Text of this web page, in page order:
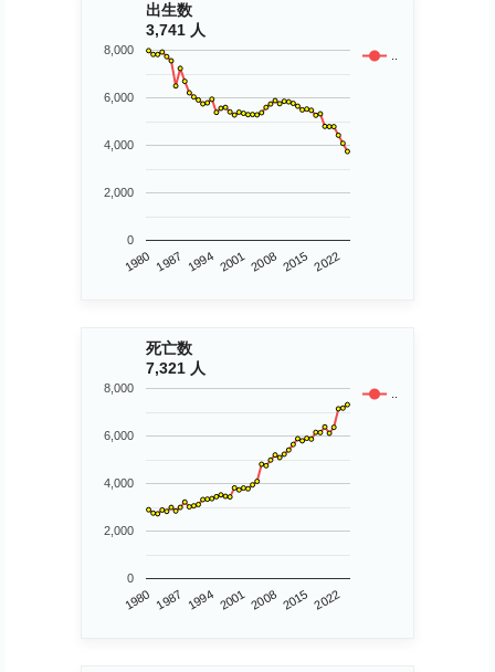
出生数
3,741 人
..
1980 1987 1994 2001 2008 2015 2022
0
2,000
4,000
6,000
8,000
死亡数
7,321 人
..
1980 1987 1994 2001 2008 2015 2022
0
2,000
4,000
6,000
8,000